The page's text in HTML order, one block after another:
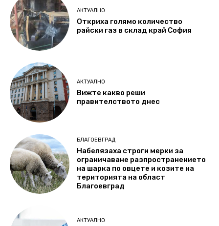
АКТУАЛНО
Откриха голямо количество
райски газ в склад край София
АКТУАЛНО
Вижте какво реши
правителството днес
БЛАГОЕВГРАД
Набелязаха строги мерки за
ограничаване разпространението
на шарка по овцете и козите на
територията на област
Благоевград
АКТУАЛНО